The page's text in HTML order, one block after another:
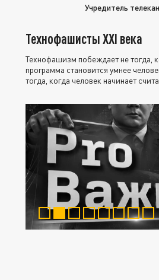
Учредитель
Технофашисты XXI века
Технофашизм побеждает не тогда,
программа становится умнее
тогда, когда человек начинает